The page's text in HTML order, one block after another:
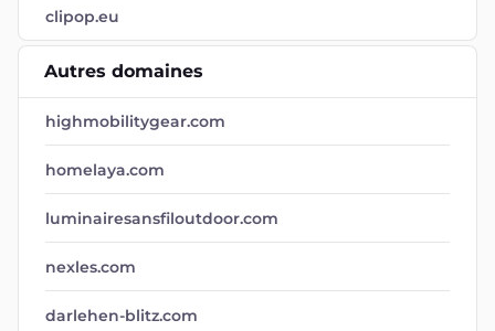
clipop.eu
Autres domaines
highmobilitygear.com
homelaya.com
luminairesansfiloutdoor.com
nexles.com
darlehen-blitz.com